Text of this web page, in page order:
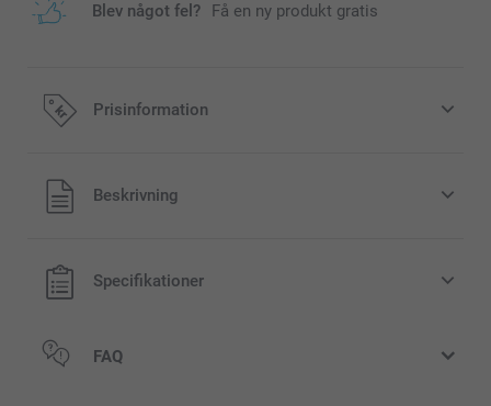
Blev något fel? Få en ny produkt gratis
Prisinformation
Alla priser är i svenska kronor (SEK), inklusive moms och
exklusive porto.
Beskrivning
Specifikationer
FAQ